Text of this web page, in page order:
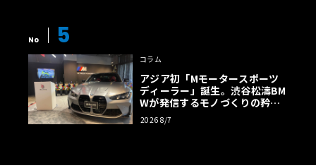
No 5
コラム
アジア初「Mモータースポーツ
ディーラー」誕生。渋谷松濤BM
Wが発信するモノづくりの矜持
【木下隆之コラム】
2026 8/7